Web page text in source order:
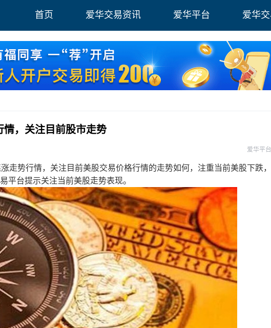
首页 爱华交易资讯 爱华平台 爱华
，关注目前股市走势
爱华平台
势行情，关注目前美股交易价格行情的走势如何，注重当前美股下跌，
平台提示关注当前美股走势表现。